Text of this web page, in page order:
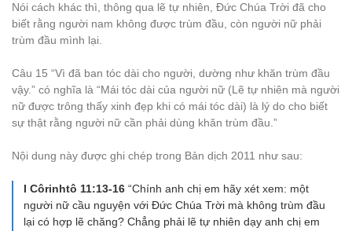
Nói cách khác thì, thông qua lẽ tự nhiên, Đức Chúa Trời đã cho
biết rằng người nam không được trùm đầu, còn người nữ phải
trùm đầu mình lại.
Câu 15 “Vì đã ban tóc dài cho người, dường như khăn trùm đầu
vậy.” có nghĩa là “Mái tóc dài của người nữ (Lẽ tự nhiên mà người
nữ được trông thấy xinh đẹp khi có mái tóc dài) là lý do cho biết
sự thật rằng người nữ cần phải dùng khăn trùm đầu.”
Nội dung này được ghi chép trong Bản dịch 2011 như sau:
I Côrinhtô 11:13-16 “Chính anh chị em hãy xét xem: một
người nữ cầu nguyện với Đức Chúa Trời mà không trùm đầu
lại có hợp lẽ chăng? Chẳng phải lẽ tự nhiên dạy anh chị em